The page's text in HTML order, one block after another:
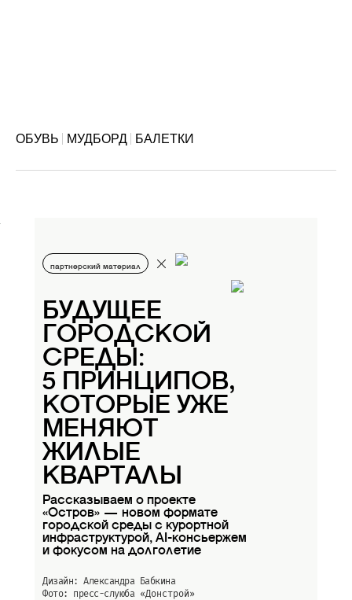
ОБУВЬ МУДБОРД БАЛЕТКИ
партнерский материал
БУДУЩЕЕ
ГОРОДСКОЙ
СРЕДЫ:
5 ПРИНЦИПОВ,
КОТОРЫЕ УЖЕ
МЕНЯЮТ
ЖИЛЫЕ
КВАРТАЛЫ
Рассказываем о проекте
«Остров» — новом формате
городской среды с курортной
инфраструктурой, AI-консьержем
и фокусом на долголетие
Дизайн: Александра Бабкина
Фото: пресс-слуюба «Донстрой»